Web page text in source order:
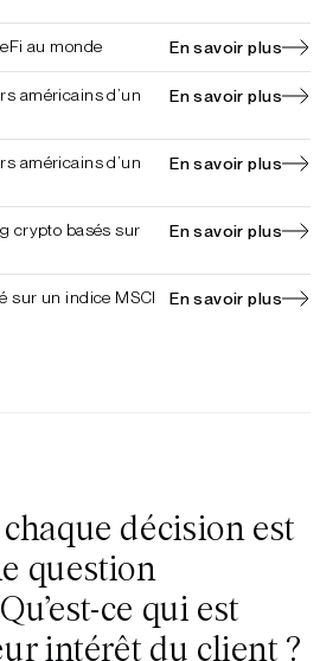
au monde En savoir plus
américains d’un
En savoir plus
américains d’un
En savoir plus
crypto basés sur
En savoir plus
sur un indice MSCI
En savoir plus
décision est
question
ce qui est
intérêt du client ?